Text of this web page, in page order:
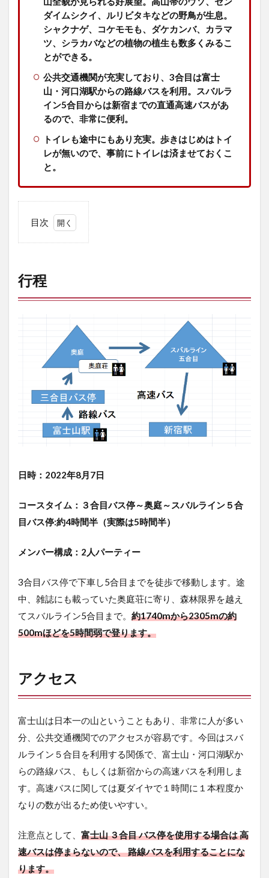
ダイムシクイ、ルリビタキなどの野鳥が生息。
シャクナゲ、コケモモも、ダケカンバ、カラマ
ツ、シラカバなどの植物の植生も数多くみるこ
とができる。
公共交通機関が充実しており、3合目は富士
山・河口湖駅からの路線バスを利用。スバルラ
イン5合目からは新宿までの直通高速バスがあ
るので、非常に便利。
トイレも途中にもあり充実。歩きはじめはトイ
レが無いので、事前にトイレは済ませておくこ
と。
目次
2
ア
セ
金
今
撮
影
山
行
の
記
報
5.2
と3合
目バ
まで
5.3
苔と
原生
き、
奥庭
荘へ
行程
日時：2022年8月7日
コースタイム：３合目バス停～奥庭～スバルライン５合
目バス停:約4時間半（実際は5時間半）
メンバー構成：2人パーティー
3合目バス停で下車し5合目までを徒歩で移動します。途
中、雑誌にも載っていた奥庭荘に寄り、森林限界を越え
てスバルライン5合目まで。 約1740mから2305mの約
500mほどを5時間弱で登ります。
アクセス
富士山は日本一の山ということもあり、非常に人が多い
分、公共交通機関でのアクセスが容易です。今回はスバ
ルライン５合目を利用する関係で、富士山・河口湖駅か
らの路線バス、もしくは新宿からの高速バスを利用しま
す。 高速バスに関しては夏ダイヤで１時間に１本程度か
なりの数が出るため使いやすい。
注意点として、 富士山 ３合目 バス停を使用する場合は 高
速バスは停まらないので、 路線バスを利用することにな
ります。